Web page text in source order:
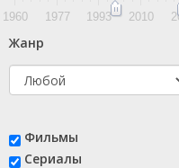
1960 1977 1993 2010
Жанр
Фильмы
Сериалы